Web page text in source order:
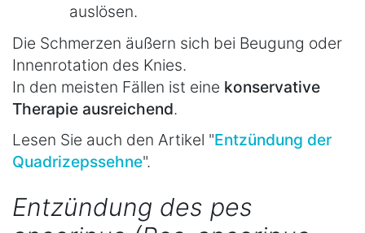
auslösen.
Die Schmerzen äußern sich bei Beugung oder
Innenrotation des Knies.
In den meisten Fällen ist eine konservative
Therapie ausreichend.
Lesen Sie auch den Artikel "Entzündung der
Quadrizepssehne".
Entzündung des pes